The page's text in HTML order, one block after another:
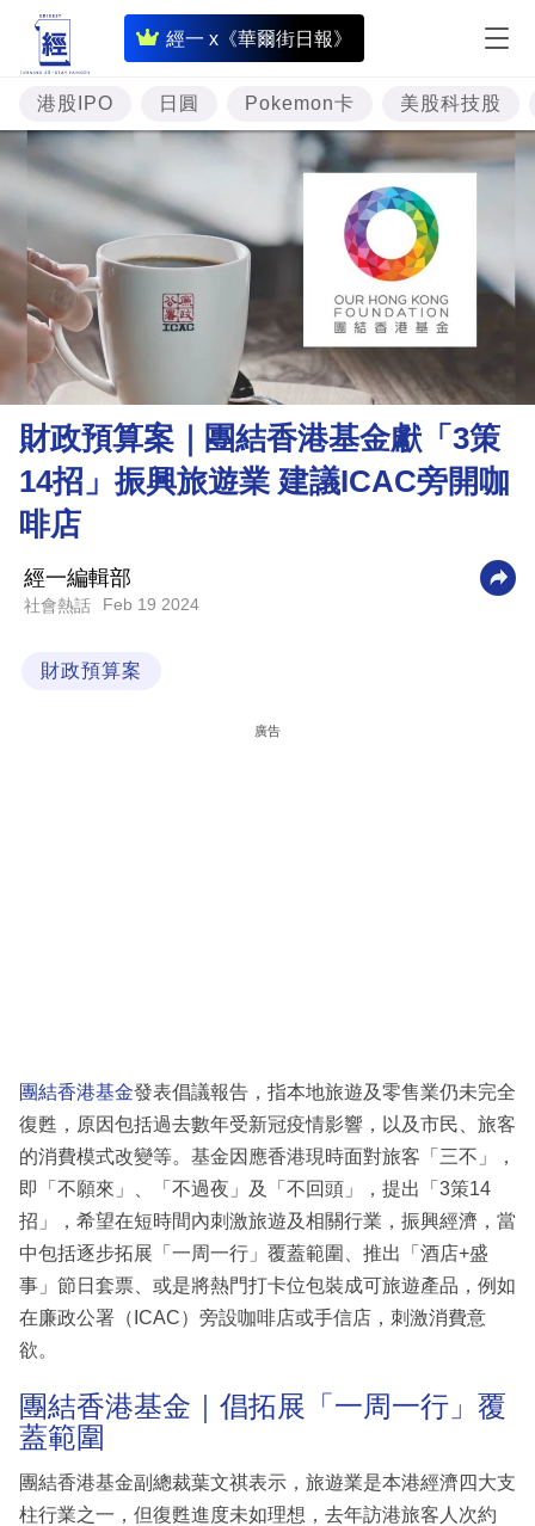
經一 x《華爾街日報》
即
時
財
經
題
投
樓
理
財
商
技
港股IPO 日圓 Pokemon卡 美股科技股
財政預算案｜團結香港基金獻「3策
14招」振興旅遊業 建議ICAC旁開咖
啡店
經一編輯部
社會熱話 Feb 19 2024
財政預算案
廣告
團結香港基金發表倡議報告，指本地旅遊及零售業仍未完全
復甦，原因包括過去數年受新冠疫情影響，以及市民、旅客
的消費模式改變等。基金因應香港現時面對旅客「三不」，
即「不願來」、「不過夜」及「不回頭」，提出「3策14
招」，希望在短時間內刺激旅遊及相關行業，振興經濟，當
中包括逐步拓展「一周一行」覆蓋範圍、推出「酒店+盛
事」節日套票、或是將熱門打卡位包裝成可旅遊產品，例如
在廉政公署（ICAC）旁設咖啡店或手信店，刺激消費意
欲。
團結香港基金｜倡拓展「一周一行」覆
蓋範圍
團結香港基金副總裁葉文祺表示，旅遊業是本港經濟四大支
柱行業之一，但復甦進度未如理想，去年訪港旅客人次約